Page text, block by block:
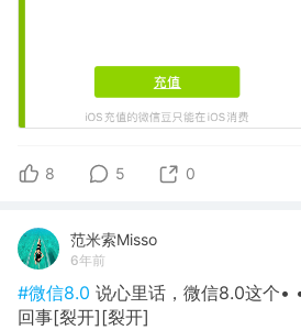
8 5 0
范米索Misso
6年前
#微信8.0 说心里话，微信8.0这个•
回事[裂开][裂开]